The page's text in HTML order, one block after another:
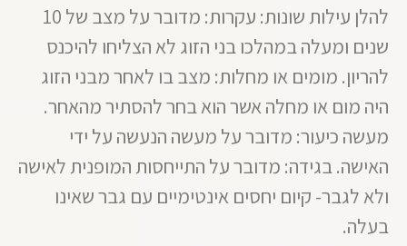
להלן עילות שונות: עקרות: מדובר על מצב של 10
שנים ומעלה במהלכו בני הזוג לא הצליחו להיכנס
להריון. מומים או מחלות: מצב בו לאחר מבני הזוג
היה מום או מחלה אשר הוא בחר להסתיר מהאחר.
מעשה כיעור: מדובר על מעשה הנעשה על ידי
האישה. בגידה: מדובר על התייחסות המופנית לאישה
ולא לגבר- קיום יחסים אינטימיים עם גבר שאינו
בעלה.